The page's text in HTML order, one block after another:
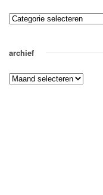
archief